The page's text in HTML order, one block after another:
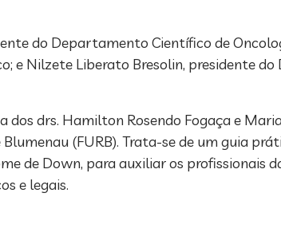
do Departamento Científico de
Nilzete Liberato Bresolin, presidente do
drs. Hamilton Rosendo Fogaça e
(FURB). Trata-se de um guia
de Down, para auxiliar os profissionais
e legais.